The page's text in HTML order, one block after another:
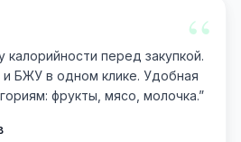
“
калорийности перед закупкой.
БЖУ в одном клике. Удобная
фрукты, мясо, молочка.”